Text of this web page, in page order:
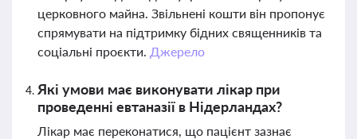
церковного майна. Звільнені кошти він пропонує
спрямувати на підтримку бідних священників та
соціальні проєкти. Джерело
Які умови має виконувати лікар при
проведенні евтаназії в Нідерландах?
Лікар має переконатися, що пацієнт зазнає